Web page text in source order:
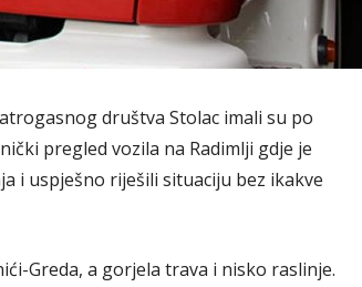
društva Stolac imali su po
pregled vozila na Radimlji gdje je
i uspješno riješili situaciju bez ikakve
Greda, a gorjela trava i nisko raslinje.